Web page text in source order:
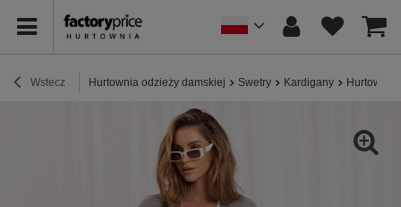
Wstecz Hurtownia odzieży damskiej Swetry Kardigany Hurtownia